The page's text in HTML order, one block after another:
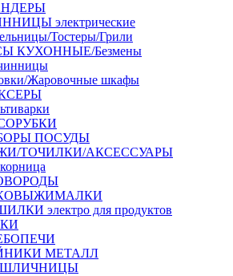
электрические
Тостеры/Грили
КУХОННЫЕ/Безмены
Жаровочные шкафы
ПОСУДЫ
ТОЧИЛКИ/АКСЕССУАРЫ
электро для продуктов
МЕТАЛЛ